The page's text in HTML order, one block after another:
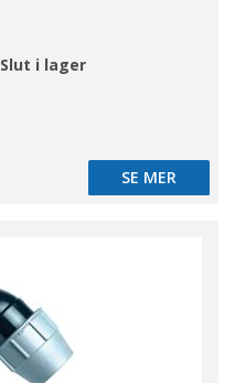
Slut i lager
SE MER
SE MER